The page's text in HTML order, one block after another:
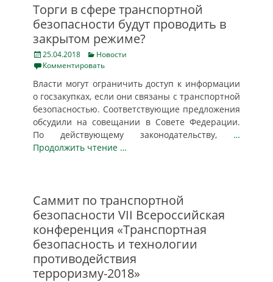
Торги в сфере транспортной
безопасности будут проводить в
закрытом режиме?
Posted
on
25.04.2018 Categories
Новости
Комментировать
Власти могут ограничить доступ к информации
о госзакупках, если они связаны с транспортной
безопасностью. Соответствующие предложения
обсудили на совещании в Совете Федерации.
По действующему законодательству, …
Продолжить чтение …
Саммит по транспортной
безопасности VII Всероссийская
конференция «Транспортная
безопасность и технологии
противодействия
терроризму-2018»